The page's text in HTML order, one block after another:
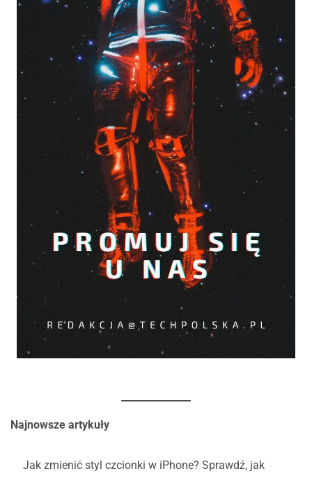
Najnowsze artykuły
Jak zmienić styl czcionki w iPhone? Sprawdź, jak